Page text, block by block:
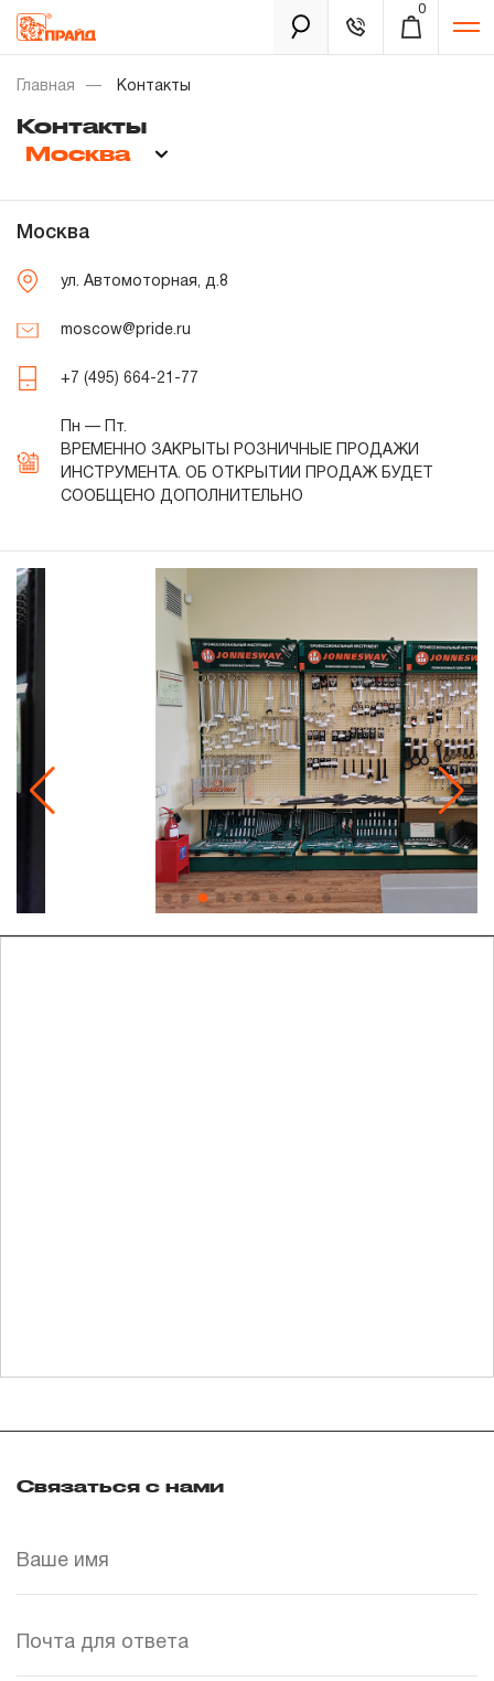
0
Каталог
Золотая лихорадка
Новинки
О нас
Новости
Бренды
Доставка и оплата
Контакты
Главная Контакты
Контакты
Москва
Москва
ул. Автомоторная, д.8
moscow@pride.ru
+7 (495) 664-21-77
Пн — Пт.
ВРЕМЕННО ЗАКРЫТЫ РОЗНИЧНЫЕ ПРОДАЖИ
ИНСТРУМЕНТА. ОБ ОТКРЫТИИ ПРОДАЖ БУДЕТ
СООБЩЕНО ДОПОЛНИТЕЛЬНО
Связаться с нами